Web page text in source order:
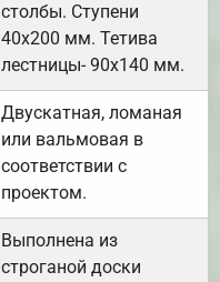
столбы. Ступени
40х200 мм. Тетива
лестницы- 90х140 мм.
Двускатная, ломаная
или вальмовая в
соответствии с
проектом.
Выполнена из
строганой доски